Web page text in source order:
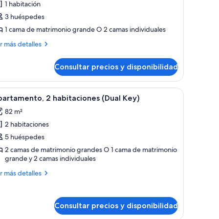
1 habitación
3 huéspedes
1 cama de matrimonio grande O 2 camas individuales
más detalles
Consultar precios y disponibilidad
y un balcón con vista al mar.
televisión de pantalla plana, zona de comedor y un ventanal con
Habitación de hotel con sofá, televisión,
6 2 habitaciones (Dual Key)
82 m²
2 habitaciones
5 huéspedes
2 camas de matrimonio grandes O 1 cama de matrimonio
grande y 2 camas individuales
más detalles
Consultar precios y disponibilidad